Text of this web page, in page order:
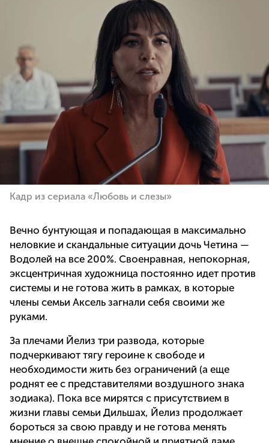
Кадр из сериала «Любовь и слезы»
Вечно бунтующая и попадающая в максимально
неловкие и скандальные ситуации дочь Четина —
Водолей на все 200%. Своенравная, непокорная,
эксцентричная художница постоянно идет против
системы и не готова жить в рамках, в которые
члены семьи Аксель загнали себя своими же
руками.
За плечами Йелиз три развода, которые
подчеркивают тягу героине к свободе и
необходимости жить без ограничений (а еще
роднят ее с представителями воздушного знака
зодиака). Пока все мирятся с присутствием в
жизни главы семьи Дильшах, Йелиз продолжает
бороться за свою правду и не готова менять